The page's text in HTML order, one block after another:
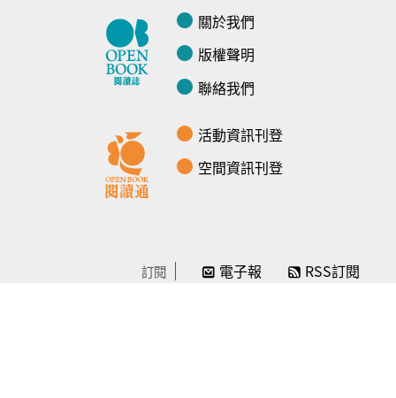
關於我們
版權聲明
聯絡我們
活動資訊刊登
空間資訊刊登
訂閱 電子報 RSS訂閱